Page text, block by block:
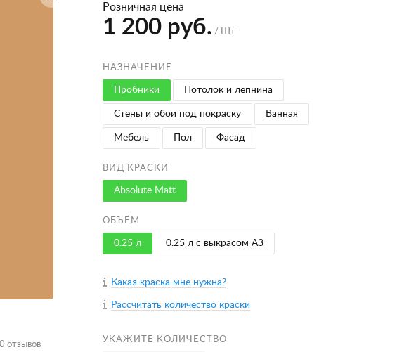
0 отзывов
Розничная цена
1 200 руб. / Шт
НАЗНАЧЕНИЕ
Пробники Потолок и лепнина
Стены и обои под покраску Ванная
Мебель Пол Фасад
ВИД КРАСКИ
Absolute Matt
ОБЪЁМ
0.25 л 0.25 л с выкрасом A3
Какая краска мне нужна?
Рассчитать количество краски
УКАЖИТЕ КОЛИЧЕСТВО